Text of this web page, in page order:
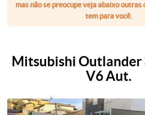
mas não se preocupe veja abaixo outras
tem para você.
Mitsubishi Outlander
V6 Aut.